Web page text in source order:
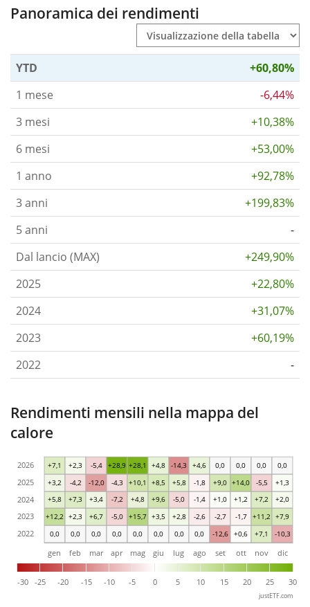
Panoramica dei rendimenti
YTD
+60,80%
1 mese
-6,44%
3 mesi
+10,38%
6 mesi
+53,00%
1 anno
+92,78%
3 anni
+199,83%
5 anni
-
Dal lancio (MAX)
+249,90%
2025
+22,80%
2024
+31,07%
2023
+60,19%
2022
-
Rendimenti mensili nella mappa del
calore
0,0 0,0 0,0 0,0 0,0 0,0 0,0 0,0 -12,6 +0,6 +7,1 -10,3
+12,2 +2,3 +6,7 -5,0 +15,7 +3,5 +2,8 -2,6 -2,7 -1,7 +11,2 +7,9
+5,8 +7,3 +3,4 -7,2 +4,8 +9,6 -5,0 -1,4 +1,0 +1,2 +7,2 +2,0
+3,2 -4,2 -12,0 -4,3 +10,1 +8,5 +5,8 -1,8 +9,0 +14,0 -5,5 +1,3
+7,1 +2,3 -5,4 +28,9 +28,1 +4,8 -14,3 +4,6 0,0 0,0 0,0 0,0
-30 -25 -20 -15 -10 -5 0 5 10 15 20 25 30
gen feb mar apr mag giu lug ago set ott nov dic
2022
2023
2024
2025
2026
justETF.com